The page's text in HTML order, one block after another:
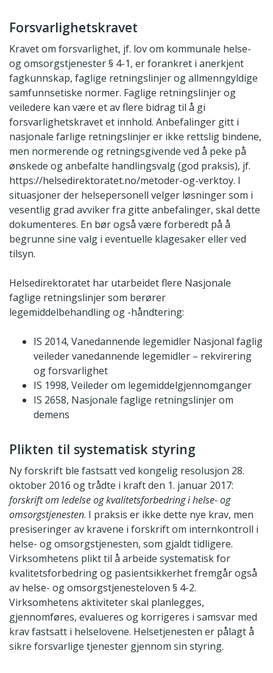
Forsvarlighetskravet
Kravet om forsvarlighet, jf. lov om kommunale helse-
og omsorgstjenester § 4-1, er forankret i anerkjent
fagkunnskap, faglige retningslinjer og allmenngyldige
samfunnsetiske normer. Faglige retningslinjer og
veiledere kan være et av flere bidrag til å gi
forsvarlighetskravet et innhold. Anbefalinger gitt i
nasjonale farlige retningslinjer er ikke rettslig bindene,
men normerende og retningsgivende ved å peke på
ønskede og anbefalte handlingsvalg (god praksis), jf.
https://helsedirektoratet.no/metoder-og-verktoy. I
situasjoner der helsepersonell velger løsninger som i
vesentlig grad avviker fra gitte anbefalinger, skal dette
dokumenteres. En bør også være forberedt på å
begrunne sine valg i eventuelle klagesaker eller ved
tilsyn.
Helsedirektoratet har utarbeidet flere Nasjonale
faglige retningslinjer som berører
legemiddelbehandling og -håndtering:
IS 2014, Vanedannende legemidler Nasjonal faglig
veileder vanedannende legemidler – rekvirering
og forsvarlighet
IS 1998, Veileder om legemiddelgjennomganger
IS 2658, Nasjonale faglige retningslinjer om
demens
Plikten til systematisk styring
Ny forskrift ble fastsatt ved kongelig resolusjon 28.
oktober 2016 og trådte i kraft den 1. januar 2017:
forskrift om ledelse og kvalitetsforbedring i helse- og
omsorgstjenesten. I praksis er ikke dette nye krav, men
presiseringer av kravene i forskrift om internkontroll i
helse- og omsorgstjenesten, som gjaldt tidligere.
Virksomhetens plikt til å arbeide systematisk for
kvalitetsforbedring og pasientsikkerhet fremgår også
av helse- og omsorgstjenesteloven § 4-2.
Virksomhetens aktiviteter skal planlegges,
gjennomføres, evalueres og korrigeres i samsvar med
krav fastsatt i helselovene. Helsetjenesten er pålagt å
sikre forsvarlige tjenester gjennom sin styring.